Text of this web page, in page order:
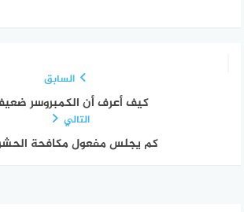
السابق
كيف أعرف أن الكمبروسر
التالي
كم يجلس مفعول مكافحة